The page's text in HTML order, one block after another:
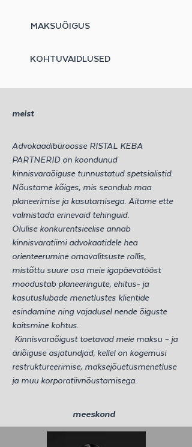
MAKSUÕIGUS
KOHTUVAIDLUSED
meist
Advokaadibüroosse RISTAL KEBA
PARTNERID on koondunud
kinnisvaraõiguse tunnustatud spetsialistid.
Nõustame kõiges, mis seondub maa
planeerimise ja kasutamisega. Aitame ette
valmistada erinevaid tehinguid.
Olulise konkurentsieelise annab
kinnisvaratiimi advokaatidele hea
orienteerumine omavalitsuste rollis,
mistõttu suure osa meie igapäevatööst
moodustab planeeringute, ehitus- ja
kasutuslubade menetlustes klientide
esindamine ning vajadusel nende õiguste
kaitsmine kohtus.
Kinnisvaraõigust toetavad meie maksu – ja
äriõiguse asjatundjad, kellel on kogemusi
restruktureerimise, maksejõuetusmenetluse
ja muu korporatiivnõustamisega.
meeskond